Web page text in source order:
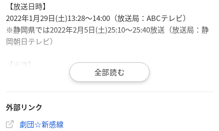
【放送日時】
2022年1月29日(土)13:28～14:00（放送局：ABCテレビ）
※静岡県では2022年2月5日(土)25:10～25:40放送（放送局：静
岡朝日テレビ）
【出演】
髙嶋政宏
いのうえひでのり
外部リンク
劇団☆新感線